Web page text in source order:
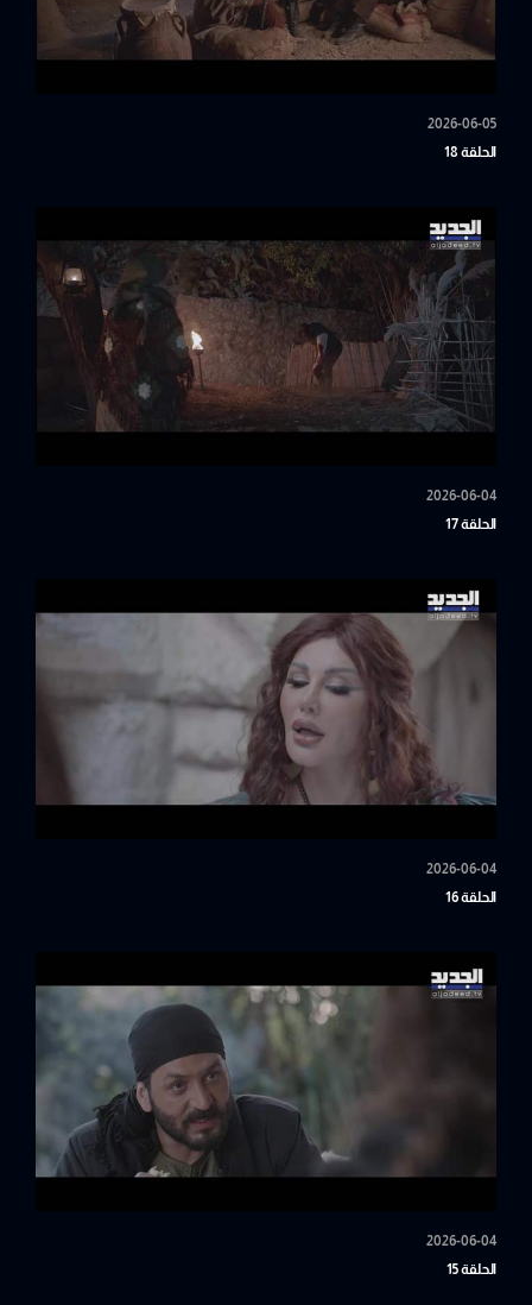
2026-06-05
الحلقة 18
2026-06-04
الحلقة 17
2026-06-04
الحلقة 16
2026-06-04
الحلقة 15